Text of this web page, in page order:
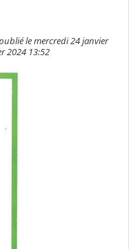
le mercredi 24 janvier
2024 13:52